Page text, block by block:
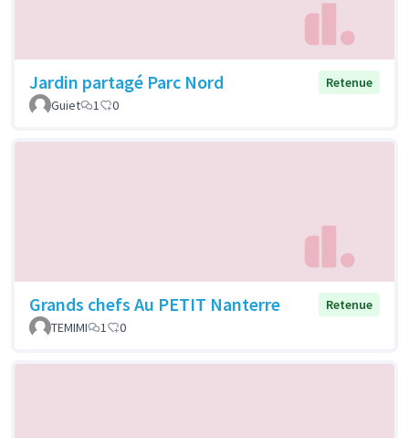
Jardin partagé Parc Nord
Retenue
Guiet
1 0
Grands chefs Au PETIT Nanterre
Retenue
TEMIMI
1 0